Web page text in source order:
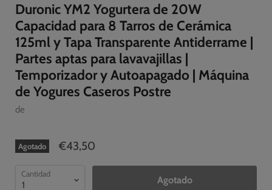
Duronic YM2 Yogurtera de 20W
Capacidad para 8 Tarros de Cerámica
125ml y Tapa Transparente Antiderrame |
Partes aptas para lavavajillas |
Temporizador y Autoapagado | Máquina
de Yogures Caseros Postre
de
Agotado €43,50
Cantidad
Agotado